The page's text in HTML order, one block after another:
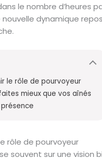
le nombre d’heures
dynamique
le rôle de pourvoyeur
mieux que vos aînés
rôle de pourvoyeur
souvent sur une